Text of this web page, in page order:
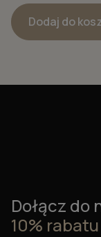
Dodaj do
Dołącz do
10% rabatu